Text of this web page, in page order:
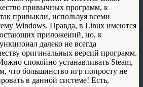
привычных программ, к
привыкли, используя всеми
Windows. Правда, в Linux имеются
приложений, но, к
далеко не всегда
оригинальных версий программ.
спокойно устанавливать Steam,
что большинство игр попросту не
в данной системе! Есть,